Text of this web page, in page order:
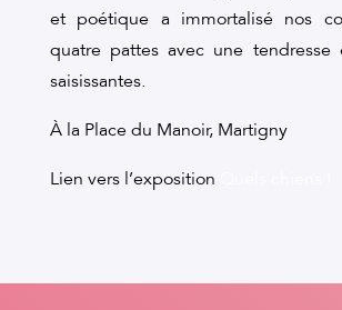
et poétique a immortalisé nos
quatre pattes avec une
saisissantes.
À la Place du Manoir, Martigny
Lien vers l’exposition